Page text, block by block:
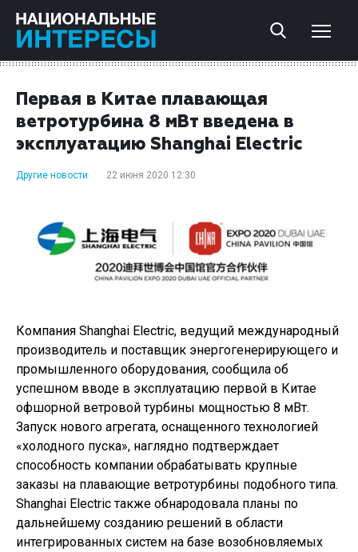
Первая в Китае плавающая
ветротурбина 8 мВт введена в
эксплуатацию Shanghai Electric
Другие новости 22 июня 2020 12:30
Компания Shanghai Electric, ведущий международный
производитель и поставщик энергогенерирующего и
промышленного оборудования, сообщила об
успешном вводе в эксплуатацию первой в Китае
офшорной ветровой турбины мощностью 8 мВт.
Запуск нового агрегата, оснащенного технологией
«холодного пуска», наглядно подтверждает
способность компании обрабатывать крупные
заказы на плавающие ветротурбины подобного типа.
Shanghai Electric также обнародовала планы по
дальнейшему созданию решений в области
интегрированных систем на базе возобновляемых